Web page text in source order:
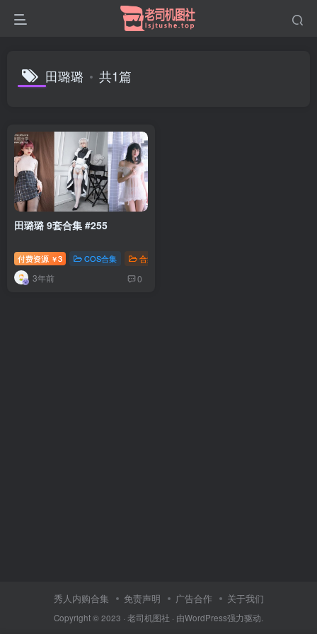
田璐璐 共1篇
田璐璐 9套合集 #255
付费资源 ￥3 COS合集 合集打包
3年前 0
秀人内购合集 免责声明 广告合作 关于我们
Copyright © 2023 · 老司机图社 · 由WordPress强力驱动.